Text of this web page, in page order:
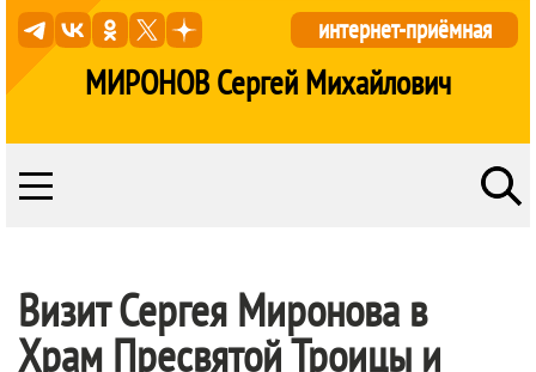
МИРОНОВ Сергей Михайлович
интернет-приёмная
Визит Сергея Миронова в
Храм Пресвятой Троицы и